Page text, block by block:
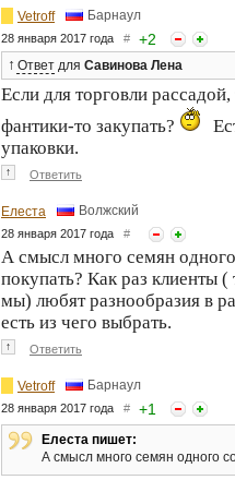
Vetroff Барнаул
28 января 2017 года # +2
↑ Ответ для Савинова Лена
Если для торговли рассадой,
фантики-то закупать?
упаковки.
↑ Ответить
Елеста Волжский
28 января 2017 года #
А смысл много семян
покупать? Как раз клиенты (
мы) любят разнообразия в
есть из чего выбрать.
↑ Ответить
Vetroff Барнаул
28 января 2017 года # +1
Елеста пишет:
А смысл много семян одного